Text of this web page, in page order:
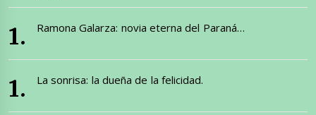
Ramona Galarza: novia eterna del Paraná…
La sonrisa: la dueña de la felicidad.